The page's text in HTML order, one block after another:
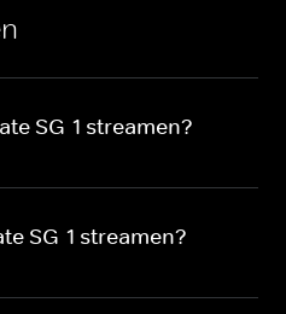
SG-1 streamen?
SG-1 streamen?